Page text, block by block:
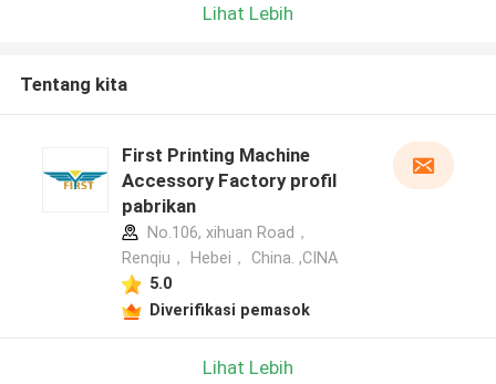
Lihat Lebih
Tentang kita
First Printing Machine
Accessory Factory profil
pabrikan
No.106, xihuan Road，
Renqiu， Hebei， China. ,CINA
5.0
Diverifikasi pemasok
Lihat Lebih